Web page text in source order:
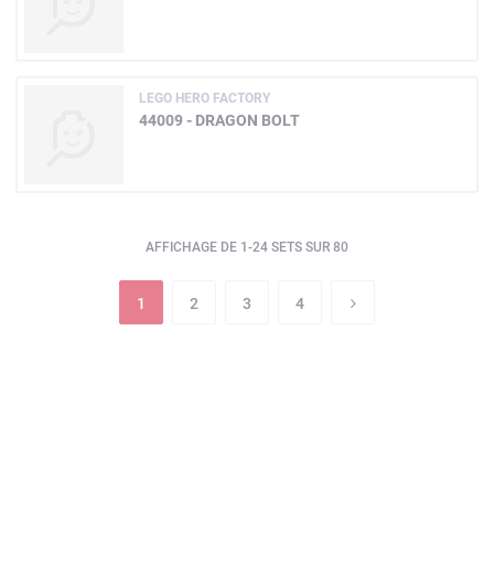
LEGO HERO FACTORY
44009 - DRAGON BOLT
AFFICHAGE DE 1-24 SETS SUR 80
1 2 3 4